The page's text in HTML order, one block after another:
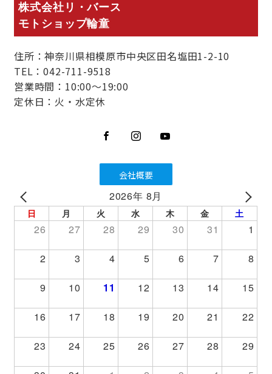
株式会社リ・バース
モトショップ輪童
住所：神奈川県相模原市中央区田名塩田1-2-10
TEL：042-711-9518
営業時間：10:00～19:00
定休日：火・水定休
会社概要
2026年 8月
日 月 火 水 木 金 土
26 27 28 29 30 31 1
2 3 4 5 6 7 8
9 10 11 12 13 14 15
16 17 18 19 20 21 22
23 24 25 26 27 28 29